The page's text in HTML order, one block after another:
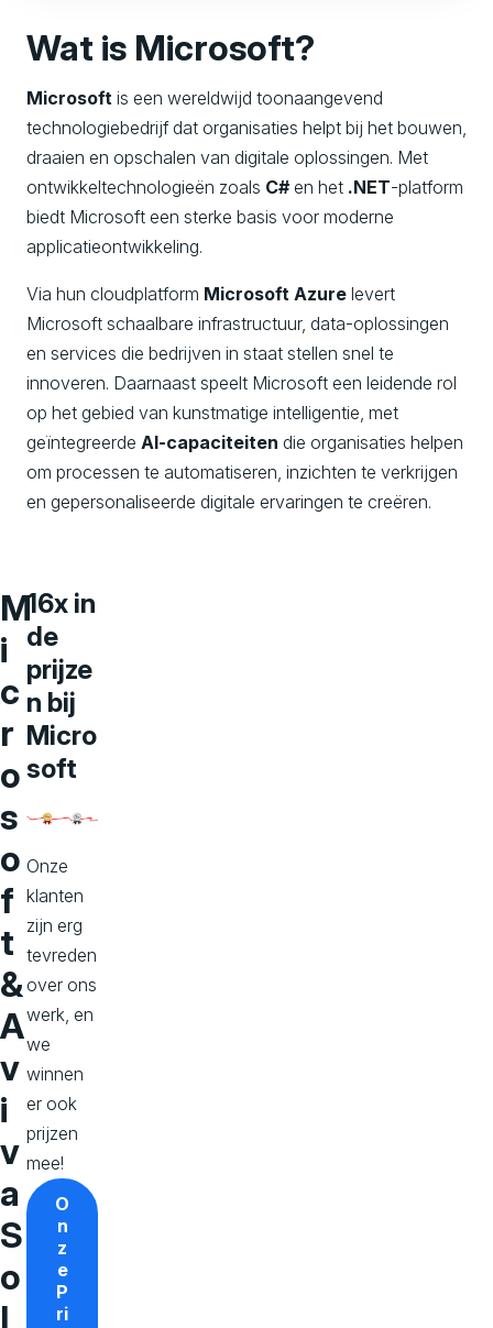
Wat is Microsoft?
Microsoft is een wereldwijd toonaangevend
technologiebedrijf dat organisaties helpt bij het bouwen,
draaien en opschalen van digitale oplossingen. Met
ontwikkeltechnologieën zoals C#en het .NET-platform
biedt Microsoft een sterke basis voor moderne
applicatieontwikkeling.
Via hun cloudplatform Microsoft Azure levert
Microsoft schaalbare infrastructuur, data-oplossingen
en services die bedrijven in staat stellen snel te
innoveren. Daarnaast speelt Microsoft een leidende rol
op het gebied van kunstmatige intelligentie, met
geïntegreerde AI-capaciteiten die organisaties helpen
om processen te automatiseren, inzichten te verkrijgen
en gepersonaliseerde digitale ervaringen te creëren.
M
i
c
r
o
s
o
f
t
&
A
v
i
v
a
S
o
l
16x in
de
prijze
n bij
Micro
soft
Onze
klanten
zijn erg
tevreden
over ons
werk, en
we
winnen
er ook
prijzen
mee!
O
n
z
e
P
ri